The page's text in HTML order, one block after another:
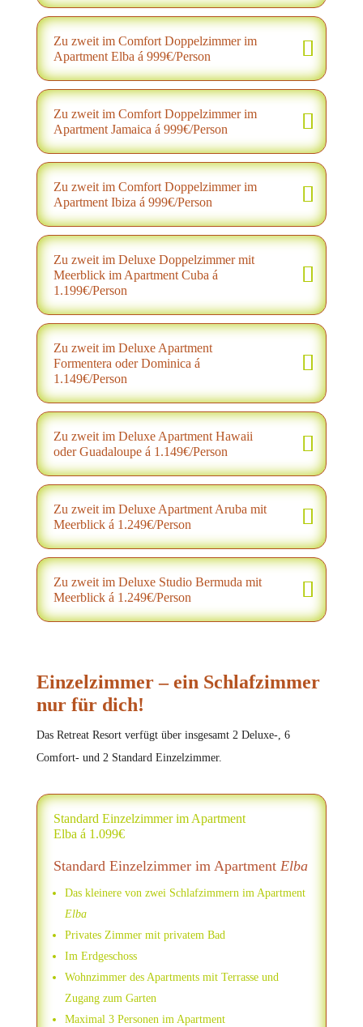
Zu zweit im Comfort Doppelzimmer im
Apartment Elba á 999€/Person
Zu zweit im Comfort Doppelzimmer im
Apartment Jamaica á 999€/Person
Zu zweit im Comfort Doppelzimmer im
Apartment Ibiza á 999€/Person
Zu zweit im Deluxe Doppelzimmer mit
Meerblick im Apartment Cuba á
1.199€/Person
Zu zweit im Deluxe Apartment
Formentera oder Dominica á
1.149€/Person
Zu zweit im Deluxe Apartment Hawaii
oder Guadaloupe á 1.149€/Person
Zu zweit im Deluxe Apartment Aruba mit
Meerblick á 1.249€/Person
Zu zweit im Deluxe Studio Bermuda mit
Meerblick á 1.249€/Person
Einzelzimmer – ein Schlafzimmer
nur für dich!
Das Retreat Resort verfügt über insgesamt 2 Deluxe-, 6
Comfort- und 2 Standard Einzelzimmer.
Standard Einzelzimmer im Apartment
Elba á 1.099€
Standard Einzelzimmer im Apartment Elba
Das kleinere von zwei Schlafzimmern im Apartment
Elba
Privates Zimmer mit privatem Bad
Im Erdgeschoss
Wohnzimmer des Apartments mit Terrasse und
Zugang zum Garten
Maximal 3 Personen im Apartment